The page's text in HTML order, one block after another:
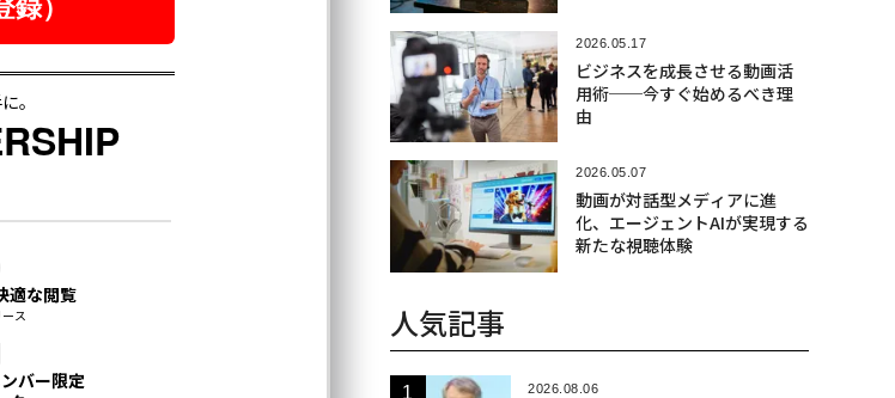
2026.05.17
ビジネスを成長させる動画活
用術──今すぐ始めるべき理
由
2026.05.07
動画が対話型メディアに進
化、エージェントAIが実現する
新たな視聴体験
人気記事
2026.08.06